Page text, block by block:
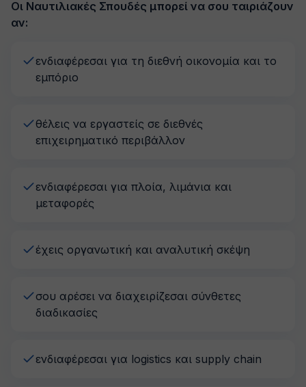
Οι Ναυτιλιακές Σπουδές μπορεί να σου ταιριάζουν
αν:
ενδιαφέρεσαι για τη διεθνή οικονομία και το
εμπόριο
θέλεις να εργαστείς σε διεθνές
επιχειρηματικό περιβάλλον
ενδιαφέρεσαι για πλοία, λιμάνια και
μεταφορές
έχεις οργανωτική και αναλυτική σκέψη
σου αρέσει να διαχειρίζεσαι σύνθετες
διαδικασίες
ενδιαφέρεσαι για logistics και supply chain